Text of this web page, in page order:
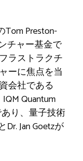
Tom Preston-
チャー基金で
ラストラクチ
ーに焦点を当
会社である
Quantum
り、量子技術
Jan Goetzが